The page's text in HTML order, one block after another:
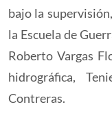
bajo la
la Escuela de
Roberto Vargas
hidrográfica,
Contreras.